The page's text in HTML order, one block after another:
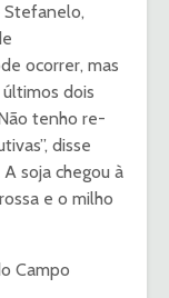
Stefa­­ne­­lo,
ocor­­rer, mas
dois
te­­nho re­­
disse
soja chegou à
e o mi­­lho
Campo